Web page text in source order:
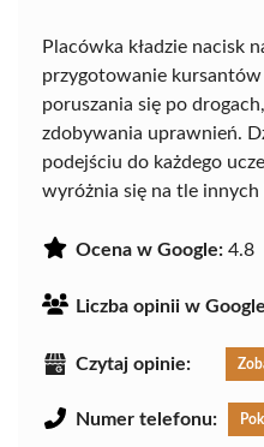
Placówka kładzie nacisk
przygotowanie kursantów
poruszania się po
zdobywania uprawnień.
podejściu do każdego
wyróżnia się na tle innych
Ocena w Google: 4.8
Liczba opinii w
Czytaj opinie:
Numer telefonu: